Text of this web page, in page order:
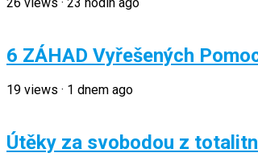
6 ZÁHAD Vyřešených
19 views · 1 dnem ago
Útěky za svobodou z